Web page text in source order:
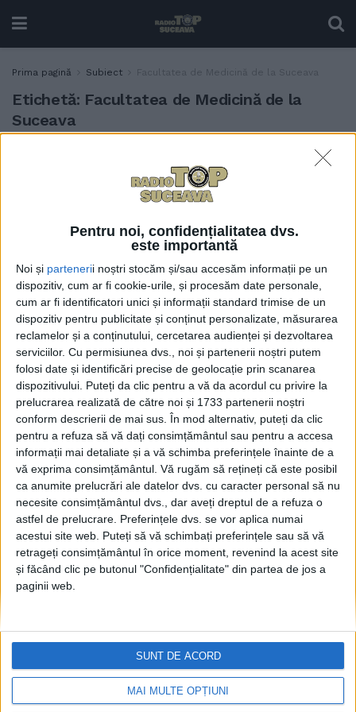
Pentru noi, confidențialitatea dvs.
este importantă
Noi și partenerii noștri stocăm și/sau accesăm informații pe un
dispozitiv, cum ar fi cookie-urile, și procesăm date personale,
cum ar fi identificatori unici și informații standard trimise de un
dispozitiv pentru publicitate și conținut personalizate, măsurarea
reclamelor și a conținutului, cercetarea audienței și dezvoltarea
serviciilor. Cu permisiunea dvs., noi și partenerii noștri putem
folosi date și identificări precise de geolocație prin scanarea
dispozitivului. Puteți da clic pentru a vă da acordul cu privire la
prelucrarea realizată de către noi și 1733 partenerii noștri
conform descrierii de mai sus. În mod alternativ, puteți da clic
pentru a refuza să vă dați consimțământul sau pentru a accesa
informații mai detaliate și a vă schimba preferințele înainte de a
vă exprima consimțământul. Vă rugăm să rețineți că este posibil
ca anumite prelucrări ale datelor dvs. cu caracter personal să nu
necesite consimțământul dvs., dar aveți dreptul de a refuza o
astfel de prelucrare. Preferințele dvs. se vor aplica numai
acestui site web. Puteți să vă schimbați preferințele sau să vă
retrageți consimțământul în orice moment, revenind la acest site
și făcând clic pe butonul "Confidențialitate" din partea de jos a
paginii web.
MAI MULTE OPȚIUNI
SUNT DE ACORD
Prima pagină Subiect Facultatea de Medicină de la Suceava
Etichetă: Facultatea de Medicină de la
Suceava
Lucrările la sediul Facultății
de Medicină din Suceava,
”în grafic”. Mihai Dimian:
demisol să fie alocată
locurilor de parcare
30 IUNIE, 2025
ACTUALITATE
Radu Ciornei, doctor în
Microbiologie, Imunologie
și Genetică Moleculară,
susține construirea sediului
Facultății de Medicină în
curtea spitalului sucevean:
Nu văd cum ar trebui să se
plimbe studenții în alte
locații în afara orașului
17 MARTIE, 2025
Rectorul USV, Mihai
Dimian: Sînt anumite
specializări unde este
nevoie de cadre și veți vedea
că și în acest an, și în anul
următor vom scoate la
afectează disciplinele din
primii ani
27 SEPTEMBRIE, 2024